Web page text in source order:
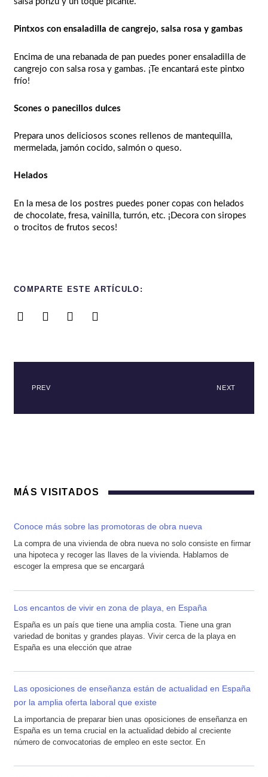
Pintxos con ensaladilla de cangrejo, salsa rosa y gambas
Encima de una rebanada de pan puedes poner ensaladilla de
cangrejo con salsa rosa y gambas. ¡Te encantará este pintxo
frío!
Scones o panecillos dulces
Prepara unos deliciosos scones rellenos de mantequilla,
mermelada, jamón cocido, salmón o queso.
Helados
En la mesa de los postres puedes poner copas con helados
de chocolate, fresa, vainilla, turrón, etc. ¡Decora con siropes
o trocitos de frutos secos!
COMPARTE ESTE ARTÍCULO:
PREV NEXT
MÁS VISITADOS
Conoce más sobre las promotoras de obra nueva
La compra de una vivienda de obra nueva no solo consiste en firmar
una hipoteca y recoger las llaves de la vivienda. Hablamos de
escoger la empresa que se encargará
Los encantos de vivir en zona de playa, en España
España es un país que tiene una amplia costa. Tiene una gran
variedad de bonitas y grandes playas. Vivir cerca de la playa en
España es una elección que atrae
Las oposiciones de enseñanza están de actualidad en España
por la amplia oferta laboral que existe
La importancia de preparar bien unas oposiciones de enseñanza en
España es un tema crucial en la actualidad debido al creciente
número de convocatorias de empleo en este sector. En